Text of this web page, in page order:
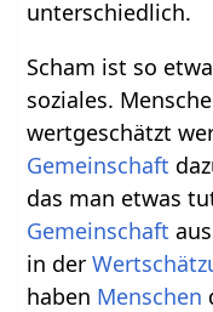
unterschiedlich.
Scham ist so
soziales.
wertgeschätzt
Gemeinschaft
das man etwas
Gemeinschaft
in der
haben Menschen